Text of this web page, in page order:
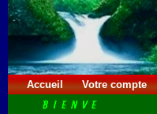
Accueil Votre compte